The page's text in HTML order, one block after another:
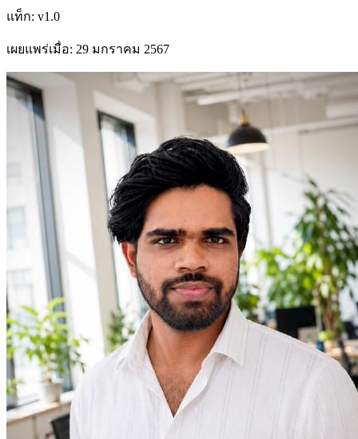
แท็ก: v1.0
เผยแพร่เมื่อ: 29 มกราคม 2567